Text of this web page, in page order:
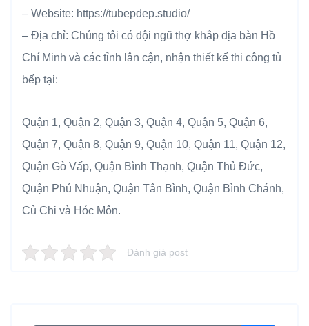
– Website: https://tubepdep.studio/
– Địa chỉ: Chúng tôi có đội ngũ thợ khắp địa bàn Hồ
Chí Minh và các tỉnh lân cận, nhận thiết kế thi công tủ
bếp tại:
Quận 1, Quận 2, Quận 3, Quận 4, Quận 5, Quận 6,
Quận 7, Quận 8, Quận 9, Quận 10, Quận 11, Quận 12,
Quận Gò Vấp, Quận Bình Thạnh, Quận Thủ Đức,
Quận Phú Nhuận, Quận Tân Bình, Quận Bình Chánh,
Củ Chi và Hóc Môn.
Đánh giá post